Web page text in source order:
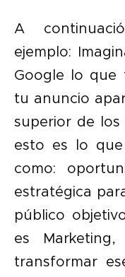
A
ejemplo:
Google lo que
tu anuncio
superior de los
esto es lo
como:
estratégica
público
es Marketing,
transformar